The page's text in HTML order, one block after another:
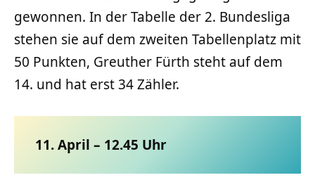
gewonnen. In der Tabelle der 2. Bundesliga
stehen sie auf dem zweiten Tabellenplatz mit
50 Punkten, Greuther Fürth steht auf dem
14. und hat erst 34 Zähler.
11. April – 12.45 Uhr